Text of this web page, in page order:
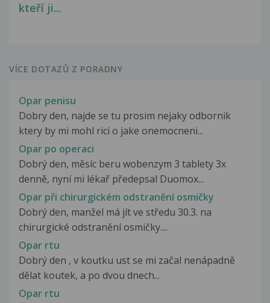
kteří ji...
VÍCE DOTAZŮ Z PORADNY
Opar penisu
Dobry den, najde se tu prosim nejaky odbornik
ktery by mi mohl rici o jake onemocneni...
Opar po operaci
Dobrý den, měsíc beru wobenzym 3 tablety 3x
denně, nyní mi lékař předepsal Duomox...
Opar při chirurgickém odstranění osmičky
Dobrý den, manžel má jít ve středu 30.3. na
chirurgické odstranění osmičky....
Opar rtu
Dobrý den , v koutku ust se mi začal nenápadně
dělat koutek, a po dvou dnech...
Opar rtu